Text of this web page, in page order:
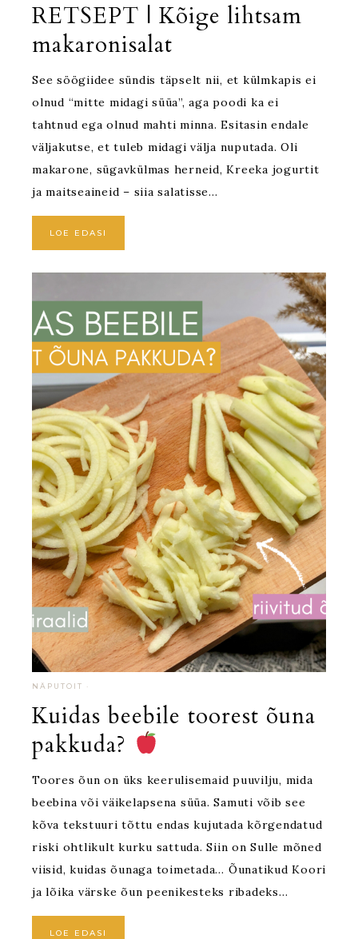
RETSEPT | Kõige lihtsam
makaronisalat
See söögiidee sündis täpselt nii, et külmkapis ei
olnud “mitte midagi süüa”, aga poodi ka ei
tahtnud ega olnud mahti minna. Esitasin endale
väljakutse, et tuleb midagi välja nuputada. Oli
makarone, sügavkülmas herneid, Kreeka jogurtit
ja maitseaineid – siia salatisse…
LOE EDASI
NÄPUTOIT ·
Kuidas beebile toorest õuna
pakkuda?
Toores õun on üks keerulisemaid puuvilju, mida
beebina või väikelapsena süüa. Samuti võib see
kõva tekstuuri tõttu endas kujutada kõrgendatud
riski ohtlikult kurku sattuda. Siin on Sulle mõned
viisid, kuidas õunaga toimetada… Õunatikud Koori
ja lõika värske õun peenikesteks ribadeks…
LOE EDASI